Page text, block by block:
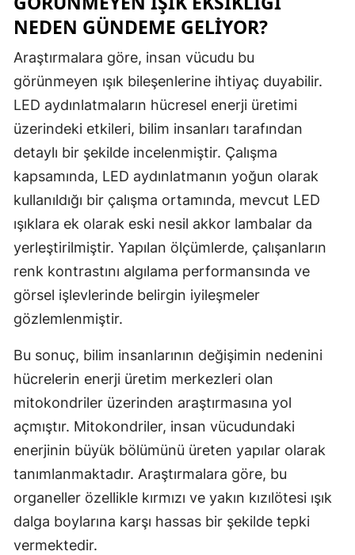
Muş
Nevşehir
Niğde
Sakarya
Sinop
Tekirdağ
NEDEN GÜNDEME GELIYOR?
Araştırmalara göre, insan vücudu bu
görünmeyen ışık bileşenlerine ihtiyaç duyabilir.
LED aydınlatmaların hücresel enerji üretimi
üzerindeki etkileri, bilim insanları tarafından
detaylı bir şekilde incelenmiştir. Çalışma
kapsamında, LED aydınlatmanın yoğun olarak
kullanıldığı bir çalışma ortamında, mevcut LED
ışıklara ek olarak eski nesil akkor lambalar da
yerleştirilmiştir. Yapılan ölçümlerde, çalışanların
renk kontrastını algılama performansında ve
görsel işlevlerinde belirgin iyileşmeler
gözlemlenmiştir.
Bu sonuç, bilim insanlarının değişimin nedenini
hücrelerin enerji üretim merkezleri olan
mitokondriler üzerinden araştırmasına yol
açmıştır. Mitokondriler, insan vücudundaki
enerjinin büyük bölümünü üreten yapılar olarak
tanımlanmaktadır. Araştırmalara göre, bu
organeller özellikle kırmızı ve yakın kızılötesi ışık
dalga boylarına karşı hassas bir şekilde tepki
vermektedir.